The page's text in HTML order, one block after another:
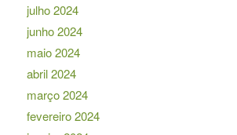
julho 2024
junho 2024
maio 2024
abril 2024
março 2024
fevereiro 2024